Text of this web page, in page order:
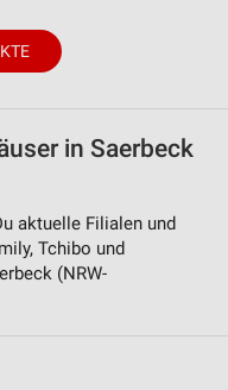
in Saerbeck
aktuelle Filialen und
Tchibo und
(NRW-